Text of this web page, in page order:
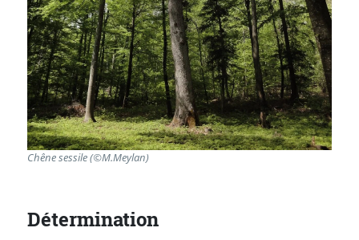
Chêne sessile (©M.Meylan)
Détermination